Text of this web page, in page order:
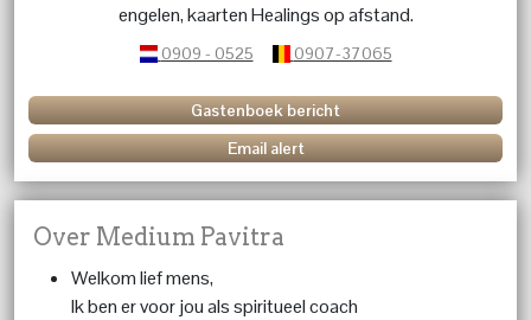
engelen, kaarten Healings op afstand.
0909 - 0525 0907-37065
Gastenboek bericht
Email alert
Over Medium Pavitra
Welkom lief mens,
Ik ben er voor jou als spiritueel coach